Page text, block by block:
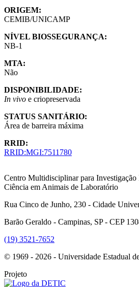
ORIGEM:
CEMIB/UNICAMP
NÍVEL BIOSSEGURANÇA:
NB-1
MTA:
Não
DISPONIBILIDADE:
In vivo e criopreservada
STATUS SANITÁRIO:
Área de barreira máxima
RRID:
RRID:MGI:7511780
Centro Multidisciplinar para
Ciência em Animais de Laboratório
Rua Cinco de Junho, 230 - Cidade
Barão Geraldo - Campinas, SP - CEP
(19) 3521-7652
© 1969 - 2026 - Universidade Estadual
Projeto